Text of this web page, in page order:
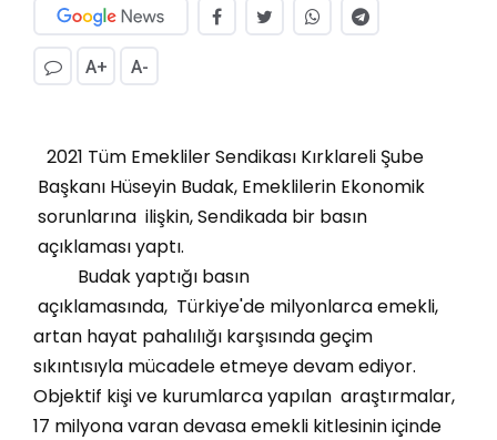
A+ A-
2021 Tüm Emekliler Sendikası Kırklareli Şube
Başkanı Hüseyin Budak, Emeklilerin Ekonomik
sorunlarına ilişkin, Sendikada bir basın
açıklaması yaptı.
Budak yaptığı basın
açıklamasında, Türkiye'de milyonlarca emekli,
artan hayat pahalılığı karşısında geçim
sıkıntısıyla mücadele etmeye devam ediyor.
Objektif kişi ve kurumlarca yapılan araştırmalar,
17 milyona varan devasa emekli kitlesinin içinde